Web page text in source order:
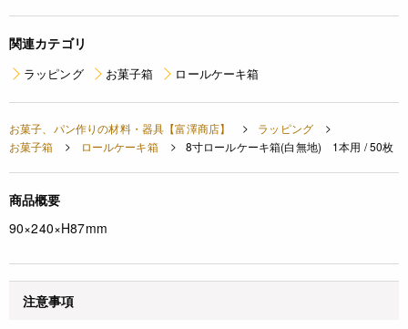
関連カテゴリ
ラッピング お菓子箱 ロールケーキ箱
お菓子、パン作りの材料・器具【富澤商店】
ラッピング
お菓子箱
ロールケーキ箱 8寸ロールケーキ箱(白無地) 1本用 / 50枚
商品概要
90×240×H87mm
注意事項